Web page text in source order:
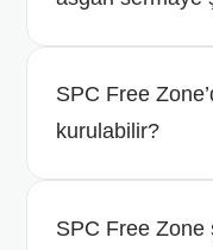
SPC Free
kurulabilir?
SPC Free Zone